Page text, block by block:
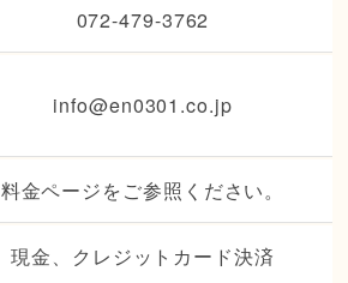
072-479-3762
info@en0301.co.jp
料金ページをご参照ください。
現金、クレジットカード決済